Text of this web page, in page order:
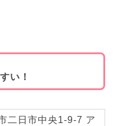
い！
二日市中央1-9-7 ア